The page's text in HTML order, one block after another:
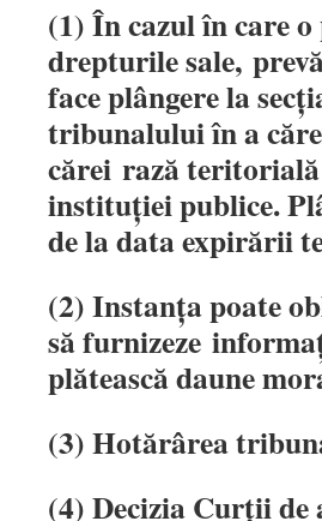
(1) În cazul în care
drepturile sale,
face plângere la
tribunalului în a
cărei rază
instituţiei publice.
de la data expirării
(2) Instanţa poate
să furnizeze
plătească daune
(3) Hotărârea
(4) Decizia Curţii de